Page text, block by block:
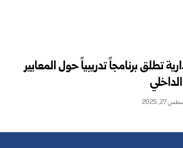
تطلق برنامجاً تدريبياً حول المعايير
27, 2025